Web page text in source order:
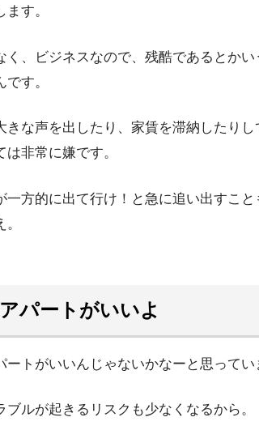
す。
く、ビジネスなので、残酷であるとか
す。
な声を出したり、家賃を滞納したりし
非常に嫌です。
一方的に出て行け！と急に追い出すこ
パートがいいよ
トがいいんじゃないかなーと思ってい
ルが起きるリスクも少なくなるから。